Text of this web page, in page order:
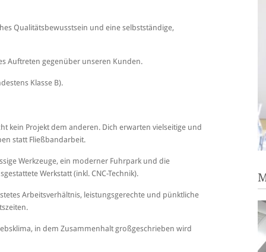
Qualitätsbewusstsein und eine selbstständige,
Auftreten gegenüber unseren Kunden.
Klasse B).
kein Projekt dem anderen. Dich erwarten vielseitige und
statt Fließbandarbeit.
Werkzeuge, ein moderner Fuhrpark und die
Werkstatt (inkl. CNC-Technik).
Arbeitsverhältnis, leistungsgerechte und pünktliche
in dem Zusammenhalt großgeschrieben wird